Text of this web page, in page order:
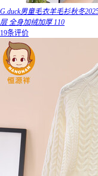
G.duck男童毛衣羊毛衫秋冬
层 全身加绒加厚 110
19条评价